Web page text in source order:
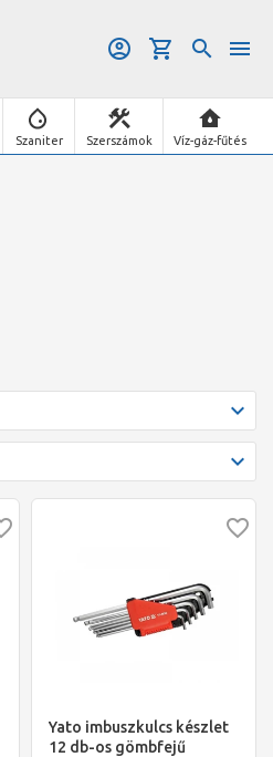
Szaniter Szerszámok Víz-gáz-fűtés
Yato imbuszkulcs készlet
12 db-os gömbfejű